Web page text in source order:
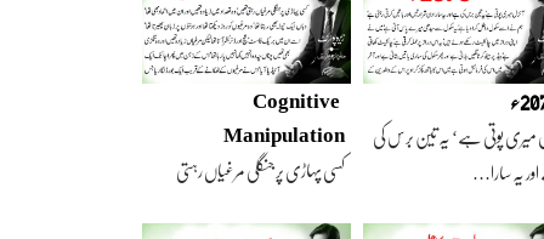
میری پوتی ہے‘ یہ تین برس کی
یہ سارا…
Cognitive
Manipulation
کسی پہاڑی پر جنگلی مرغیاں رہتی